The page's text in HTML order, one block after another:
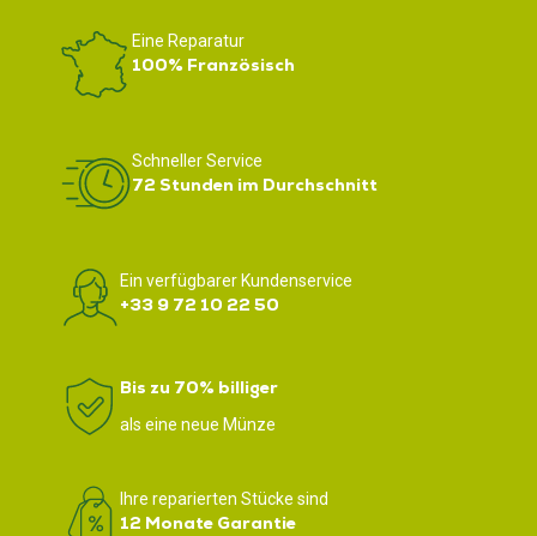
Eine Reparatur
100% Französisch
Schneller Service
72 Stunden im Durchschnitt
Ein verfügbarer Kundenservice
+33 9 72 10 22 50
Bis zu 70% billiger
als eine neue Münze
Ihre reparierten Stücke sind
12 Monate Garantie